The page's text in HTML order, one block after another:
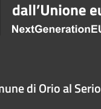
di Orio al Serio